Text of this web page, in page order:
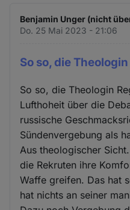
Benjamin Unger (nicht
Do. 25 Mai 2023 - 21:06
So so, die
So so, die Theologin
Lufthoheit über die
russische
Sündenvergebung als
Aus theologischer
die Rekruten ihre
Waffe greifen. Das hat
hat nichts an seiner